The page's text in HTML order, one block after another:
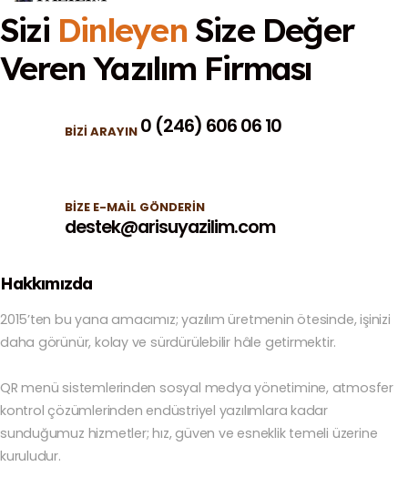
Sizi DinleyenSize Değer
VerenYazılım Firması
BIZI ARAYIN 0 (246) 606 06 10
BIZE E-MAIL GÖNDERIN
destek@arisuyazilim.com
Hakkımızda
2015’ten bu yana amacımız; yazılım üretmenin ötesinde, işinizi
daha görünür, kolay ve sürdürülebilir hâle getirmektir.
QR menü sistemlerinden sosyal medya yönetimine, atmosfer
kontrol çözümlerinden endüstriyel yazılımlara kadar
sunduğumuz hizmetler; hız, güven ve esneklik temeli üzerine
kuruludur.